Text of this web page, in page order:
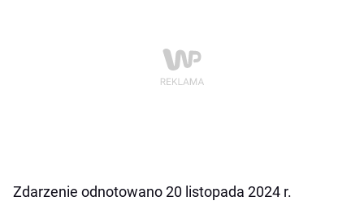
Zdarzenie odnotowano 20 listopada 2024 r.